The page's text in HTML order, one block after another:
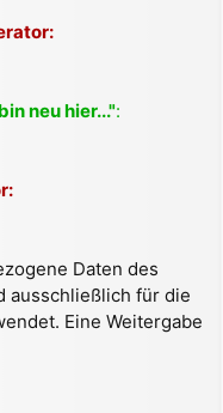
neu hier...":
Daten des
ausschließlich für die
Eine Weitergabe